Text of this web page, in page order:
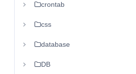
crontab
css
database
DB